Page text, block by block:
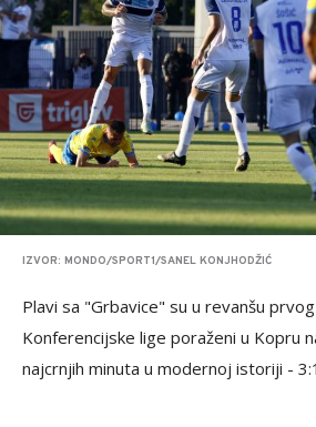
IZVOR: MONDO/SPORT1/SANEL KONJHODŽIĆ
Plavi sa "Grbavice" su u revanšu
Konferencijske lige poraženi u Kopru
najcrnjih minuta u modernoj istoriji -